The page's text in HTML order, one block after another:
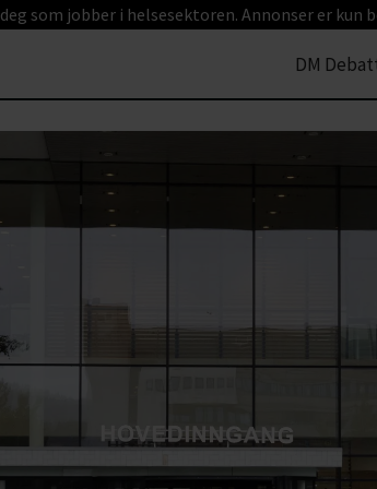
som jobber i helsesektoren. Annonser er kun
DM